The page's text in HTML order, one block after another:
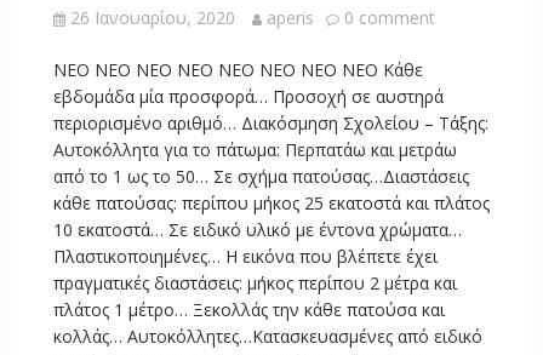
26 Ιανουαρίου, 2020 aperis 0 comment
NEO NEO NEO NEO NEO NEO NEO NEO Κάθε
εβδομάδα μία προσφορά… Προσοχή σε αυστηρά
περιορισμένο αριθμό… Διακόσμηση Σχολείου – Τάξης:
Αυτοκόλλητα για το πάτωμα: Περπατάω και μετράω
από το 1 ως το 50… Σε σχήμα πατούσας…Διαστάσεις
κάθε πατούσας: περίπου μήκος 25 εκατοστά και πλάτος
10 εκατοστά… Σε ειδικό υλικό με έντονα χρώματα…
Πλαστικοποιημένες… Η εικόνα που βλέπετε έχει
πραγματικές διαστάσεις: μήκος περίπου 2 μέτρα και
πλάτος 1 μέτρο… Ξεκολλάς την κάθε πατούσα και
κολλάς… Αυτοκόλλητες…Κατασκευασμένες από ειδικό